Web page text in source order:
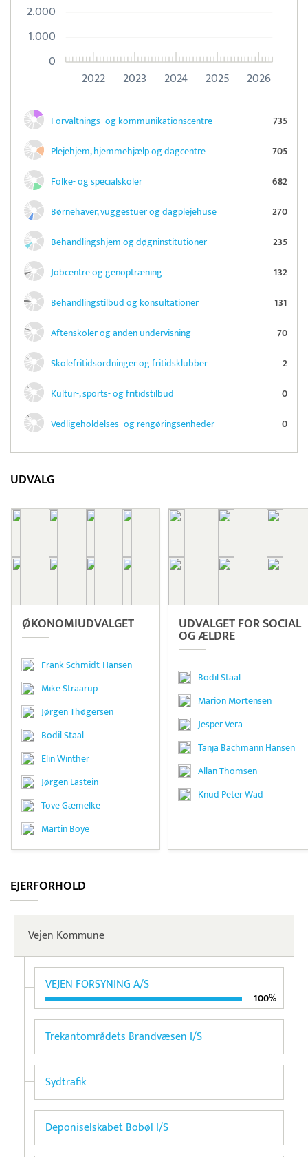
2022 2023 2024 2025 2026
0
1.000
2.000
Forvaltnings- og kommunikationscentre
735
Plejehjem, hjemmehjælp og dagcentre
705
Folke- og specialskoler
682
Børnehaver, vuggestuer og dagplejehuse
270
Behandlingshjem og døgninstitutioner
235
Jobcentre og genoptræning
132
Behandlingstilbud og konsultationer
131
Aftenskoler og anden undervisning
70
Skolefritidsordninger og fritidsklubber
2
Kultur-, sports- og fritidstilbud
0
Vedligeholdelses- og rengøringsenheder
0
UDVALG
ØKONOMI­UDVALGET
Frank Schmidt-Hansen
Mike Straarup
Jørgen Thøgersen
Bodil Staal
Elin Winther
Jørgen Lastein
Tove Gæmelke
Martin Boye
UDVALGET FOR SOCIAL
OG ÆLDRE
Bodil Staal
Marion Mortensen
Jesper Vera
Tanja Bachmann Hansen
Allan Thomsen
Knud Peter Wad
EJERFORHOLD
Vejen Kommune
VEJEN FORSYNING A/S
100%
Trekantområdets Brandvæsen I/S
Sydtrafik
Deponiselskabet Bobøl I/S